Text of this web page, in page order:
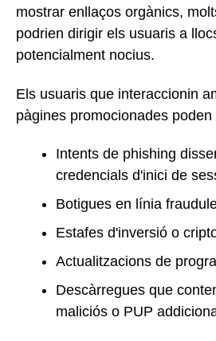
mostrar enllaços orgànics,
podrien dirigir els usuaris a
potencialment nocius.
Els usuaris que interaccionin
pàgines promocionades
Intents de phishing
credencials d'inici de
Botigues en línia
Estafes d'inversió o
Actualitzacions de
Descàrregues que
maliciós o PUP